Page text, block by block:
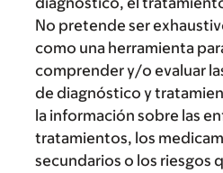
No pretende ser
como una herramienta
comprender y/o evaluar
de diagnóstico y
la información sobre las
tratamientos, los
secundarios o los riesgos